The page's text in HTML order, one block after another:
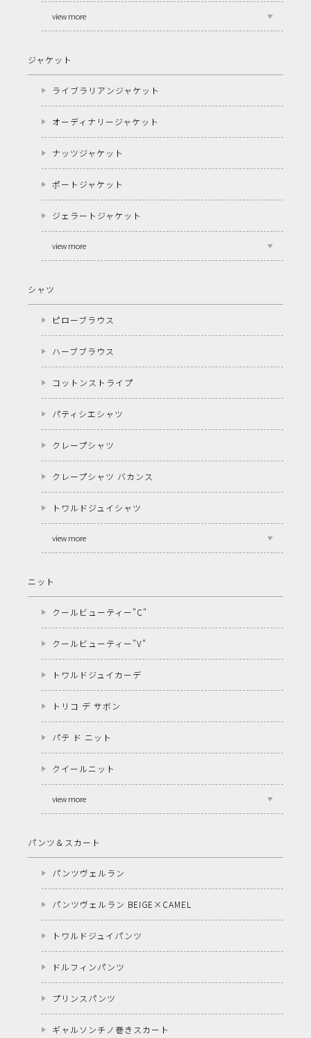
view more
ジャケット
ライブラリアンジャケット
オーディナリージャケット
ナッツジャケット
ポートジャケット
ジェラートジャケット
view more
シャツ
ピローブラウス
ハーブブラウス
コットンストライプ
パティシエシャツ
クレープシャツ
クレープシャツ バカンス
トワルドジュイシャツ
view more
ニット
クールビューティー"C"
クールビューティー"V"
トワルドジュイカーデ
トリコ デ サボン
パテ ド ニット
クイールニット
view more
パンツ＆スカート
パンツヴェルラン
パンツヴェルラン BEIGE×CAMEL
トワルドジュイパンツ
ドルフィンパンツ
プリンスパンツ
ギャルソンチノ巻きスカート